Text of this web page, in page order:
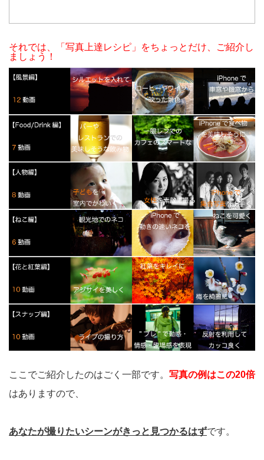
それでは、「写真上達レシピ」をちょっとだけ、ご紹介し
ましょう！
ここでご紹介したのはごく一部です。 写真の例はこの20倍
はありますので、
あなたが撮りたいシーンがきっと見つかるはずです。